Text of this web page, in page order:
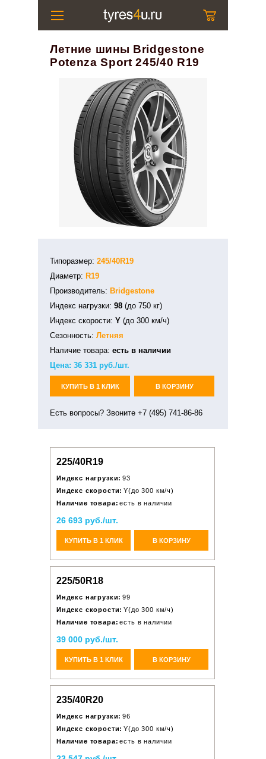
Летние шины Bridgestone
Potenza Sport 245/40 R19
Типоразмер: 245/40R19
Диаметр: R19
Производитель: Bridgestone
Индекс нагрузки: 98 (до 750 кг)
Индекс скорости: Y (до 300 км/ч)
Сезонность: Летняя
Наличие товара: есть в наличии
Цена: 36 331 руб./шт.
КУПИТЬ В 1 КЛИК В КОРЗИНУ
Есть вопросы? Звоните +7 (495) 741-86-86
225/40R19
Индекс нагрузки: 93
Индекс скорости: Y(до 300 км/ч)
Наличие товара: есть в наличии
26 693 руб./шт.
КУПИТЬ В 1 КЛИК В КОРЗИНУ
225/50R18
Индекс нагрузки: 99
Индекс скорости: Y(до 300 км/ч)
Наличие товара: есть в наличии
39 000 руб./шт.
КУПИТЬ В 1 КЛИК В КОРЗИНУ
235/40R20
Индекс нагрузки: 96
Индекс скорости: Y(до 300 км/ч)
Наличие товара: есть в наличии